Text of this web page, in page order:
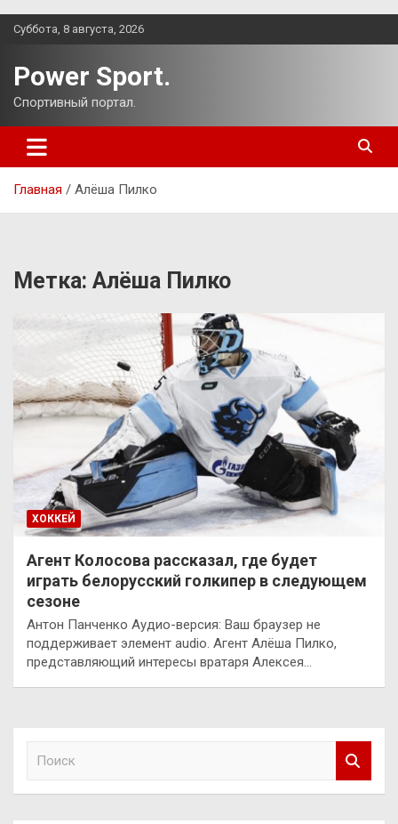
Перейти
Суббота, 8 августа, 2026
Power Sport.
Спортивный портал.
Главная Алёша Пилко
Метка: Алёша Пилко
ХОККЕЙ
Агент Колосова рассказал, где будет
играть белорусский голкипер в следующем
сезоне
Антон Панченко Аудио-версия: Ваш браузер не
поддерживает элемент audio. Агент Алёша Пилко,
представляющий интересы вратаря Алексея…